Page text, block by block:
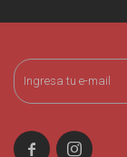
 